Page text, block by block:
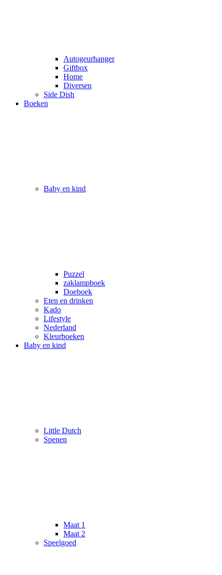
Autogeurhanger
Giftbox
Home
Diversen
Side Dish
Boeken
Baby en kind
Puzzel
zaklampboek
Doeboek
Eten en drinken
Kado
Lifestyle
Nederland
Kleurboeken
Baby en kind
Little Dutch
Spenen
Maat 1
Maat 2
Speelgoed